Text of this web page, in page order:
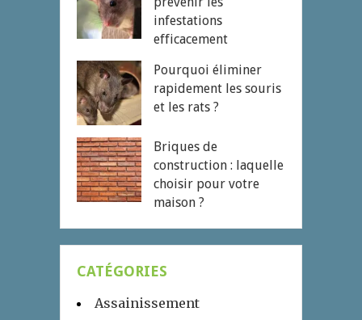
infestations
efficacement
Pourquoi éliminer
rapidement les souris
et les rats ?
Briques de
construction : laquelle
choisir pour votre
maison ?
CATÉGORIES
Assainissement